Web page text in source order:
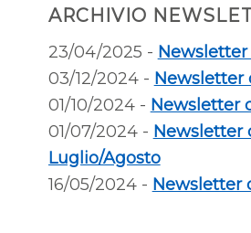
ARCHIVIO
23/04/2025 -
03/12/2024 - Newsletter
01/10/2024 - Newsletter
01/07/2024 - Newsletter
Luglio/Agosto
16/05/2024 - Newsletter